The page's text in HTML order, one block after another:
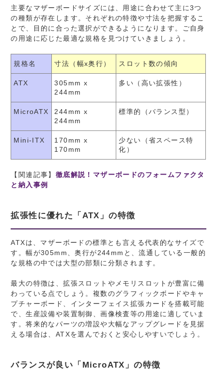
主要なマザーボードサイズには、用途に合わせて主に3つ
の種類が存在します。それぞれの特徴や寸法を把握するこ
とで、目的に合った選択ができるようになります。ご自身
の用途に応じた最適な規格を見つけていきましょう。
規格名 寸法（幅x奥行） スロット数の傾向
ATX
305mm x
244mm
多い（高い拡張性）
MicroATX
244mm x
244mm
標準的（バランス型）
Mini-ITX
170mm x
170mm
少ない（省スペース特
化）
【関連記事】 徹底解説！マザーボードのフォームファクタ
と納入事例
拡張性に優れた「ATX」の特徴
ATXは、マザーボードの標準とも言える代表的なサイズで
す。幅が305mm、奥行が244mmと、流通している一般的
な規格の中では大型の部類に分類されます。
最大の特徴は、拡張スロットやメモリスロットが豊富に備
わっている点でしょう。複数のグラフィックボードやキャ
プチャーボード、インターフェイス拡張カードを搭載可能
で、生産設備や装置制御、画像検査等の用途に適していま
す。将来的なパーツの増設や大幅なアップグレードを見据
える場合は、ATXを選んでおくと安心しやすいでしょう。
バランスが良い「MicroATX」の特徴